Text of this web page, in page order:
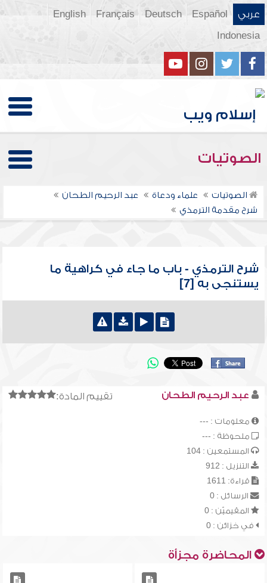
عربي Español
Deutsch
Français
English
Indonesia
الصوتيات
الصوتيات علماء ودعاة
عبد الرحيم الطحان
شرح مقدمة الترمذي
شرح الترمذي - باب ما جاء في كراهية ما
يستنجى به [7]
تقييم المادة: عبد الرحيم الطحان
معلومات : ---
ملحوظة : ---
المستمعين : 104
التنزيل : 912
قراءة: 1611
الرسائل : 0
المقيميّن : 0
في خزائن : 0
المحاضرة مجزأة